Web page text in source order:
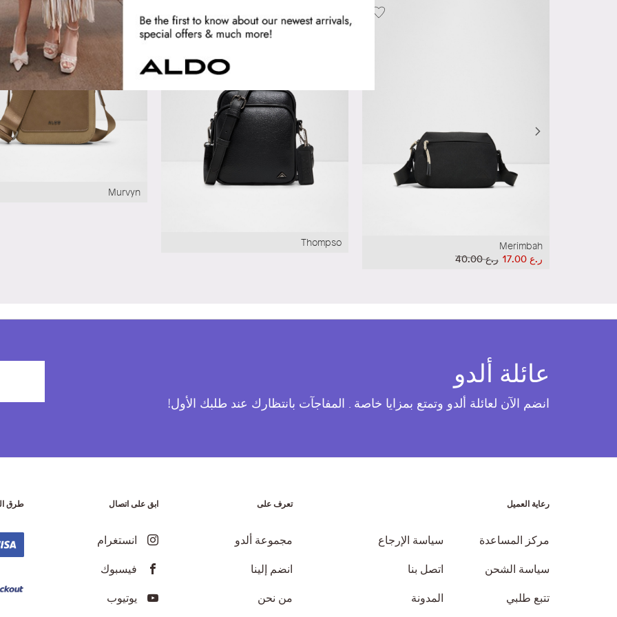
وصل حديثًا
Murvyn
Thompso
Merimbah
ر.ع 40.00
ر.ع 17.00
عائلة ألدو
انضم الآن لعائلة ألدو وتمتع بمزايا خاصة . المفاجآت بانتظارك عند طلبك الأول!
رعاية العميل
مركز المساعدة
سياسة الإرجاع
سياسة الشحن
اتصل بنا
تتبع طلبي
المدونة
تعرف على
مجموعة ألدو
انضم إلينا
من نحن
ابق على اتصال
انستغرام
فيسبوك
يوتيوب
طرق